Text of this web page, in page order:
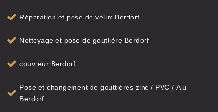
Réparation et pose de velux Berdorf
Nettoyage et pose de gouttière Berdorf
couvreur Berdorf
Pose et changement de gouttières zinc / PVC / Alu
Berdorf